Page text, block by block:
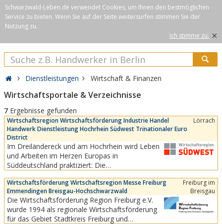
Schwarzwald-Leben.de verwendet Cookies, um Ihnen den bestmöglichen
Service zu bieten. Wenn Sie auf der Seite weitersurfen stimmen Sie der
Nutzung zu.
Ich stimme zu. ×
Dienstleistungen Wirtschaft & Finanzen
Wirtschaftsportale & Verzeichnisse
7 Ergebnisse gefunden
Wirtschaftsregion Wirtschaftsförderung Industrie Handel
Handwerk Dienstleistung Hochrhein Südwest Trinationaler Euro
District
Lörrach
Im Dreiländereck und am Hochrhein wird Leben
und Arbeiten im Herzen Europas in
Süddeutschland praktiziert: Die
Schweizer Markt und das Elsass in Frankreich
angebunden. Eine Region mit hoher
Lebensqualität, kurzen Wegen zu zwei
internationalen Flughäfen, mehrsprachigen...
Wirtschaftsförderung Wirtschaftsregion Messe Freiburg
Emmendingen Breisgau-Hochschwarzwald
Freiburg im
Breisgau
Die Wirtschaftsförderung Region Freiburg e.V.
wurde 1994 als regionale Wirtschaftsförderung
für das Gebiet Stadtkreis Freiburg und